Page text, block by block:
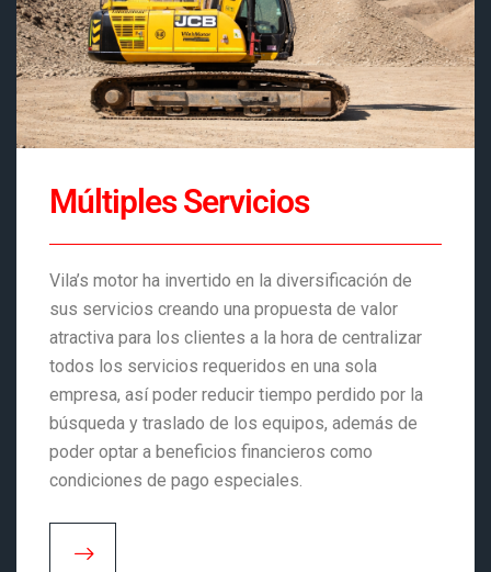
Múltiples Servicios
Vila’s motor ha invertido en la diversificación de
sus servicios creando una propuesta de valor
atractiva para los clientes a la hora de centralizar
todos los servicios requeridos en una sola
empresa, así poder reducir tiempo perdido por la
búsqueda y traslado de los equipos, además de
poder optar a beneficios financieros como
condiciones de pago especiales.